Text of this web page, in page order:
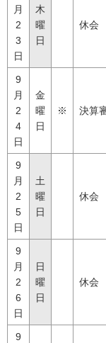
月
2
3
日
木
曜
日
休会
9
月
2
4
日
金
曜
日
※ 決算
9
月
2
5
日
土
曜
日
休会
9
月
2
6
日
日
曜
日
休会
9